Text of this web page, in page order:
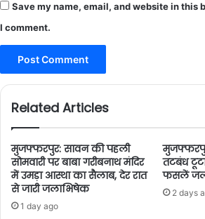
Save my name, email, and website in this
I comment.
Related Articles
मुजफ्फरपुर: सावन की पहली
सोमवारी पर बाबा गरीबनाथ मंदिर
में उमड़ा आस्था का सैलाब, देर रात
से जारी जलाभिषेक
1 day ago
तटबंध
फसलें
2 days